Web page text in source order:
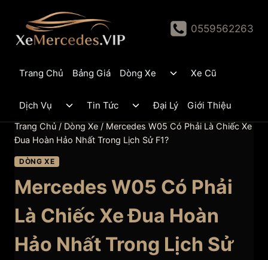
content
0559562263
Trang Chủ Bảng Giá Dòng Xe
ToggleXe Cũ
Dịch Vụ
Toggle
menu
Tin Tức
Toggle
menu
Đại Lý Giới Thiệu
Trang Chủ / Dòng Xe / Mercedes W05 Có Phải Là Chiếc Xe
Đua Hoàn Hảo Nhất Trong Lịch Sử F1?
DÒNG XE
Mercedes W05 Có Phải
Là Chiếc Xe Đua Hoàn
Hảo Nhất Trong Lịch Sử